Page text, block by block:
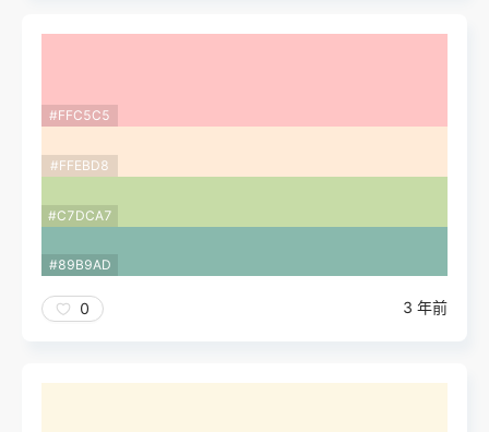
#FFC5C5
#FFEBD8
#C7DCA7
#89B9AD
0 3 年前